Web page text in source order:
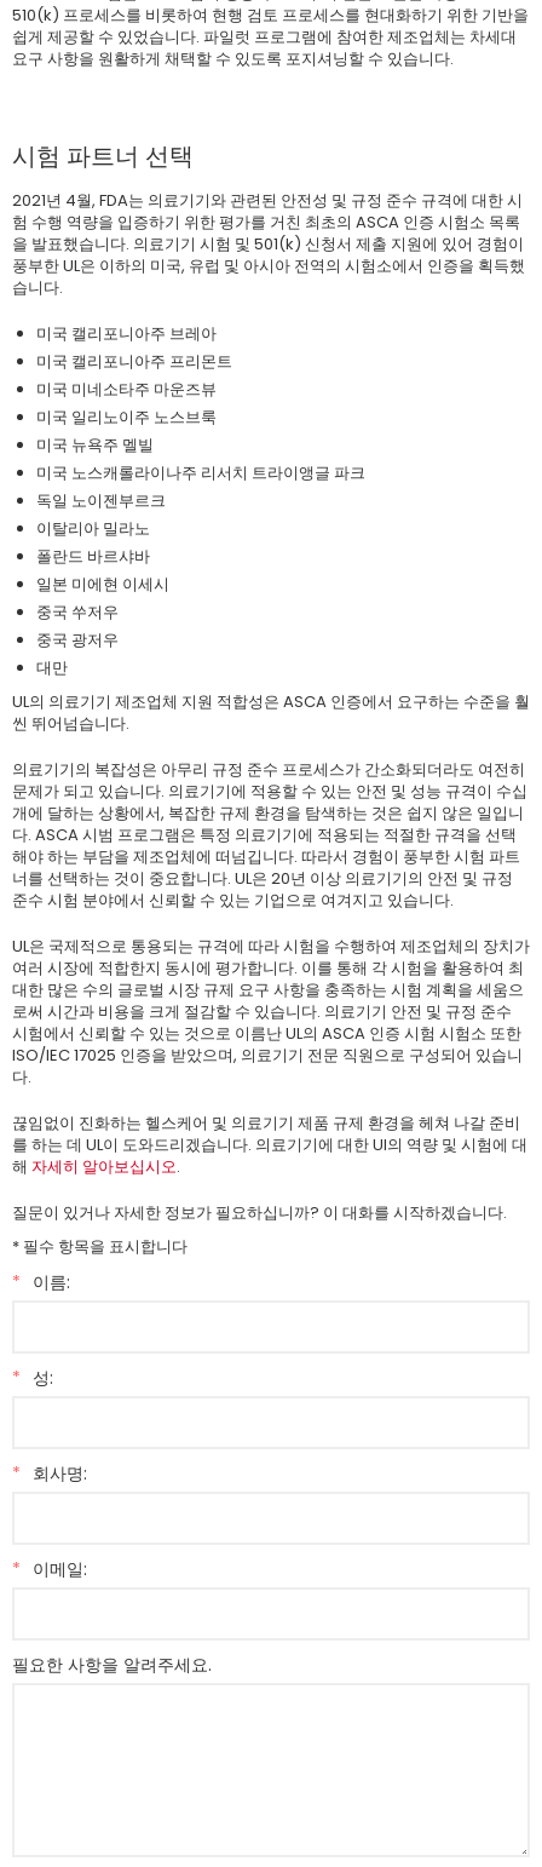
510(k) 프로세스를 비롯하여 현행 검토 프로세스를 현대화하기 위한 기반을
쉽게 제공할 수 있었습니다. 파일럿 프로그램에 참여한 제조업체는 차세대
요구 사항을 원활하게 채택할 수 있도록 포지셔닝할 수 있습니다.
시험 파트너 선택
2021년 4월, FDA는 의료기기와 관련된 안전성 및 규정 준수 규격에 대한 시
험 수행 역량을 입증하기 위한 평가를 거친 최초의 ASCA 인증 시험소 목록
을 발표했습니다. 의료기기 시험 및 501(k) 신청서 제출 지원에 있어 경험이
풍부한 UL은 이하의 미국, 유럽 및 아시아 전역의 시험소에서 인증을 획득했
습니다.
미국 캘리포니아주 브레아
미국 캘리포니아주 프리몬트
미국 미네소타주 마운즈뷰
미국 일리노이주 노스브룩
미국 뉴욕주 멜빌
미국 노스캐롤라이나주 리서치 트라이앵글 파크
독일 노이젠부르크
이탈리아 밀라노
폴란드 바르샤바
일본 미에현 이세시
중국 쑤저우
중국 광저우
대만
UL의 의료기기 제조업체 지원 적합성은 ASCA 인증에서 요구하는 수준을 훨
씬 뛰어넘습니다.
의료기기의 복잡성은 아무리 규정 준수 프로세스가 간소화되더라도 여전히
문제가 되고 있습니다. 의료기기에 적용할 수 있는 안전 및 성능 규격이 수십
개에 달하는 상황에서, 복잡한 규제 환경을 탐색하는 것은 쉽지 않은 일입니
다. ASCA 시범 프로그램은 특정 의료기기에 적용되는 적절한 규격을 선택
해야 하는 부담을 제조업체에 떠넘깁니다. 따라서 경험이 풍부한 시험 파트
너를 선택하는 것이 중요합니다. UL은 20년 이상 의료기기의 안전 및 규정
준수 시험 분야에서 신뢰할 수 있는 기업으로 여겨지고 있습니다.
UL은 국제적으로 통용되는 규격에 따라 시험을 수행하여 제조업체의 장치가
여러 시장에 적합한지 동시에 평가합니다. 이를 통해 각 시험을 활용하여 최
대한 많은 수의 글로벌 시장 규제 요구 사항을 충족하는 시험 계획을 세움으
로써 시간과 비용을 크게 절감할 수 있습니다. 의료기기 안전 및 규정 준수
시험에서 신뢰할 수 있는 것으로 이름난 UL의 ASCA 인증 시험 시험소 또한
ISO/IEC 17025 인증을 받았으며, 의료기기 전문 직원으로 구성되어 있습니
다.
끊임없이 진화하는 헬스케어 및 의료기기 제품 규제 환경을 헤쳐 나갈 준비
를 하는 데 UL이 도와드리겠습니다. 의료기기에 대한 Ul의 역량 및 시험에 대
해 자세히 알아보십시오.
질문이 있거나 자세한 정보가 필요하십니까? 이 대화를 시작하겠습니다.
* 필수 항목을 표시합니다
* 이름:
* 성:
* 회사명:
* 이메일:
필요한 사항을 알려주세요.